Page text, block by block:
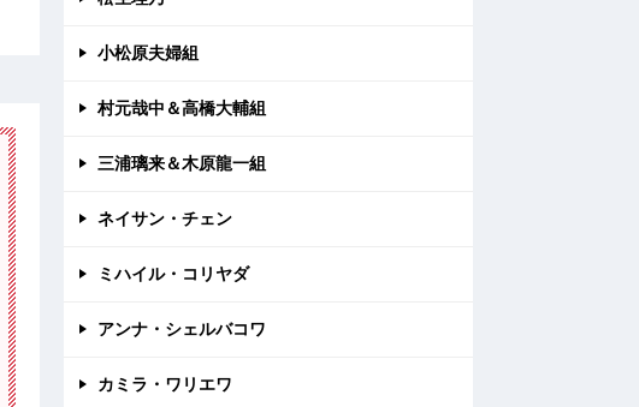
小松原夫婦組
村元哉中＆高橋大輔組
三浦璃来＆木原龍一組
ネイサン・チェン
ミハイル・コリヤダ
アンナ・シェルバコワ
カミラ・ワリエワ